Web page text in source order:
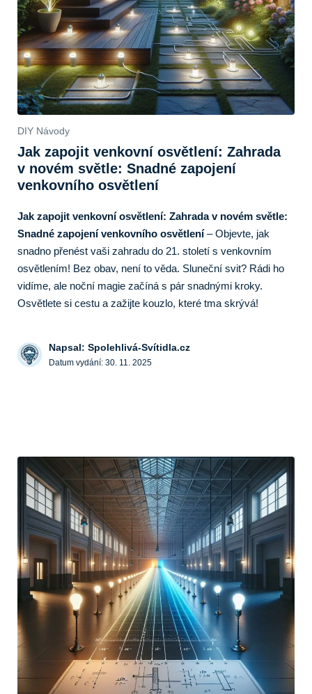
DIY Návody
Jak zapojit venkovní osvětlení: Zahrada
v novém světle: Snadné zapojení
venkovního osvětlení
Jak zapojit venkovní osvětlení: Zahrada v novém světle:
Snadné zapojení venkovního osvětlení– Objevte, jak
snadno přenést vaši zahradu do 21. století s venkovním
osvětlením! Bez obav, není to věda. Sluneční svit? Rádi ho
vidíme, ale noční magie začíná s pár snadnými kroky.
Osvětlete si cestu a zažijte kouzlo, které tma skrývá!
Napsal: Spolehlivá-Svítidla.cz
Datum vydání: 30. 11. 2025